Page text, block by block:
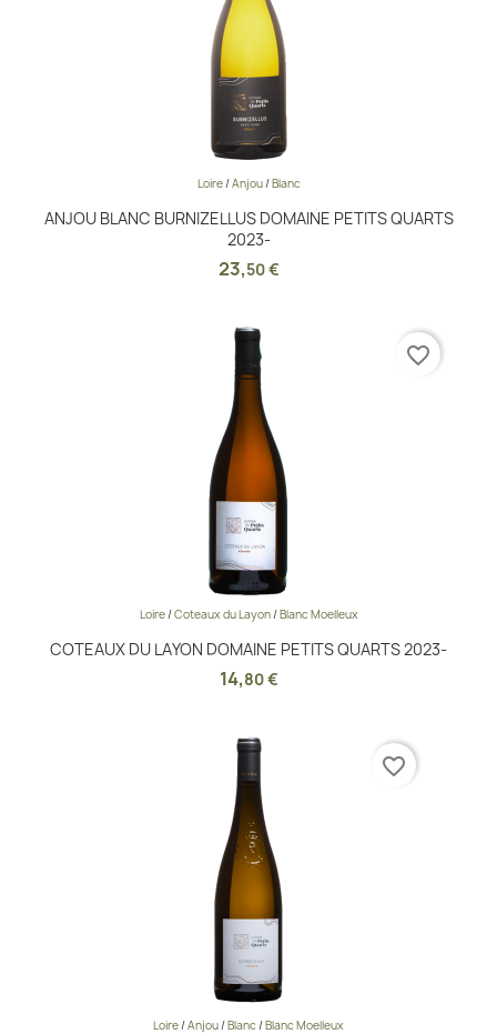
Loire/Anjou/Blanc
ANJOU BLANC BURNIZELLUS DOMAINE PETITS QUARTS
2023-
23,50 €
Loire/Coteaux du Layon/Blanc Moelleux
COTEAUX DU LAYON DOMAINE PETITS QUARTS 2023-
14,80 €
favorite_border
Loire /Anjou /Blanc /Blanc Moelleux
favorite_border